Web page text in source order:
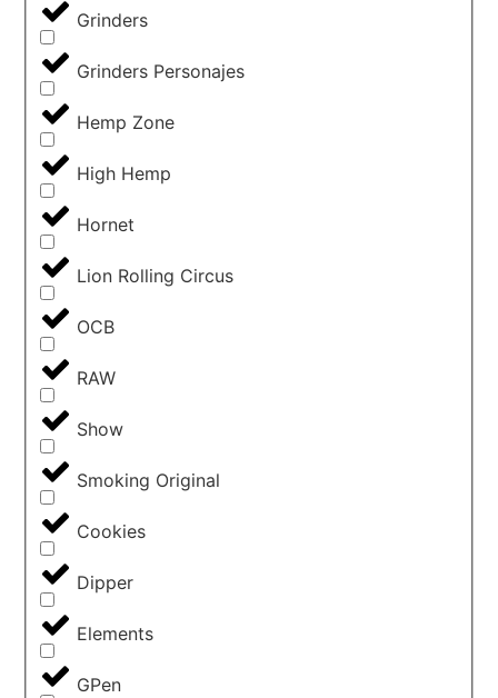
Grinders
Grinders Personajes
Hemp Zone
High Hemp
Hornet
Lion Rolling Circus
OCB
RAW
Show
Smoking Original
Cookies
Dipper
Elements
GPen